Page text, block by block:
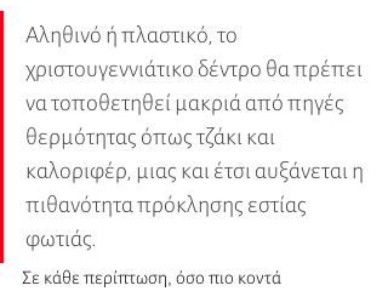
Αληθινό ή πλαστικό, το
χριστουγεννιάτικο δέντρο θα πρέπει
να τοποθετηθεί μακριά από πηγές
θερμότητας όπως τζάκι και
καλοριφέρ, μιας και έτσι αυξάνεται η
πιθανότητα πρόκλησης εστίας
φωτιάς.
Σε κάθε περίπτωση, όσο πιο κοντά